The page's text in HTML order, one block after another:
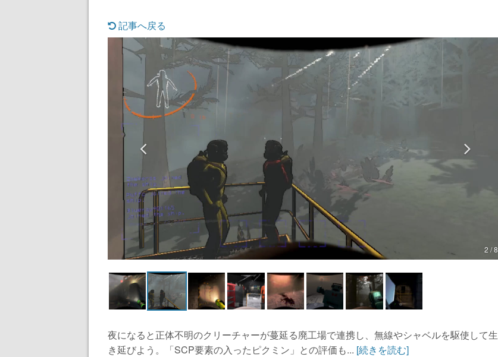
記事へ戻る
2 / 8
夜になると正体不明のクリーチャーが蔓延る廃工場で連携し、無線やシャベルを駆使して生
き延びよう。「SCP要素の入ったピクミン」との評価も... [続きを読む]